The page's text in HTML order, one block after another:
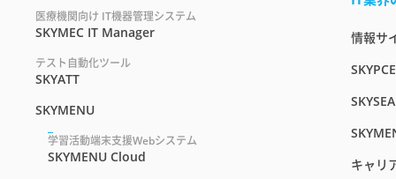
医療機関向け IT機器管理システム
SKYMEC IT Manager
テスト自動化ツール
SKYATT
SKYMENU
学習活動端末支援Webシステム
SKYMENU Cloud
情報サ
キャリ